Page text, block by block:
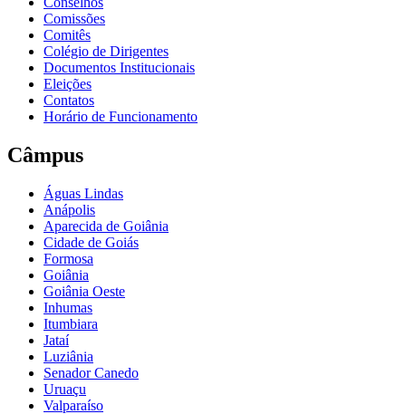
Comissões
Comitês
Colégio de Dirigentes
Documentos Institucionais
Eleições
Contatos
Horário de Funcionamento
Câmpus
Águas Lindas
Anápolis
Aparecida de Goiânia
Cidade de Goiás
Formosa
Goiânia
Goiânia Oeste
Inhumas
Itumbiara
Jataí
Luziânia
Senador Canedo
Uruaçu
Valparaíso